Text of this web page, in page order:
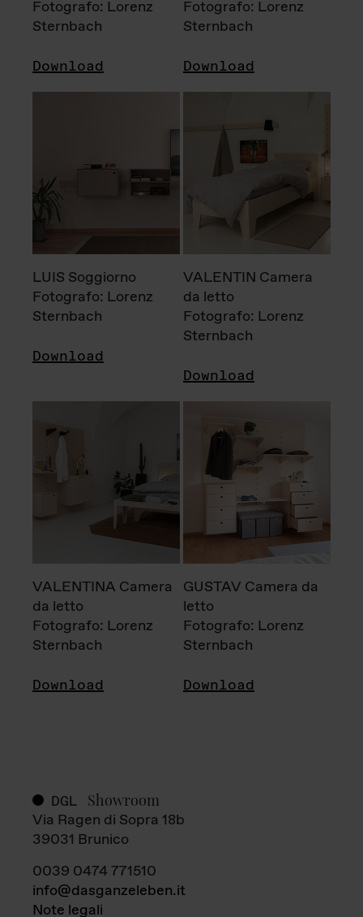
Fotografo: Lorenz
Sternbach
Download
Fotografo: Lorenz
Sternbach
Download
LUIS Soggiorno
Fotografo: Lorenz
Sternbach
Download
VALENTIN Camera
da letto
Fotografo: Lorenz
Sternbach
Download
VALENTINA Camera
da letto
Fotografo: Lorenz
Sternbach
Download
GUSTAV Camera da
letto
Fotografo: Lorenz
Sternbach
Download
DGL Showroom
Via Ragen di Sopra 18b
39031 Brunico
0039 0474 771510
info@dasganzeleben.it
Note legali